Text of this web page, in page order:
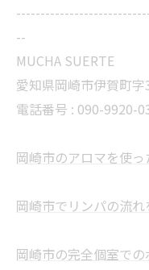
--
MUCHA SUERTE
愛知県岡崎市伊賀町字
電話番号 : 090-9920-
岡崎市のアロマを使っ
岡崎市でリンパの流れ
岡崎市の完全個室での